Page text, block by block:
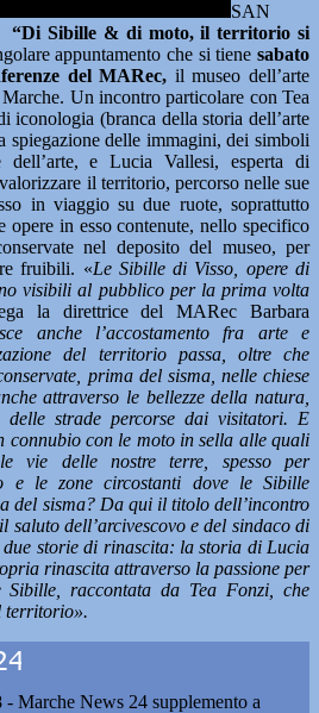
SAN
“Di Sibille & di moto, il territorio si
appuntamento che si tiene sabato
del MARec, il museo dell’arte
Un incontro particolare con Tea
iconologia (branca della storia dell’arte
spiegazione delle immagini, dei simboli
e Lucia Vallesi, esperta di
il territorio, percorso nelle sue
in viaggio su due ruote, soprattutto
opere in esso contenute, nello specifico
nel deposito del museo, per
fruibili. «Le Sibille di Visso, opere di
visibili al pubblico per la prima volta
la direttrice del MARec Barbara
anche l’accostamento fra arte e
del territorio passa, oltre che
prima del sisma, nelle chiese
attraverso le bellezze della natura,
strade percorse dai visitatori. E
connubio con le moto in sella alle quali
vie delle nostre terre, spesso per
e le zone circostanti dove le Sibille
del sisma? Da qui il titolo dell’incontro
dell’arcivescovo e del sindaco di
due storie di rinascita: la storia di Lucia
rinascita attraverso la passione per
raccontata da Tea Fonzi, che
territorio».
Marche News 24 supplemento a